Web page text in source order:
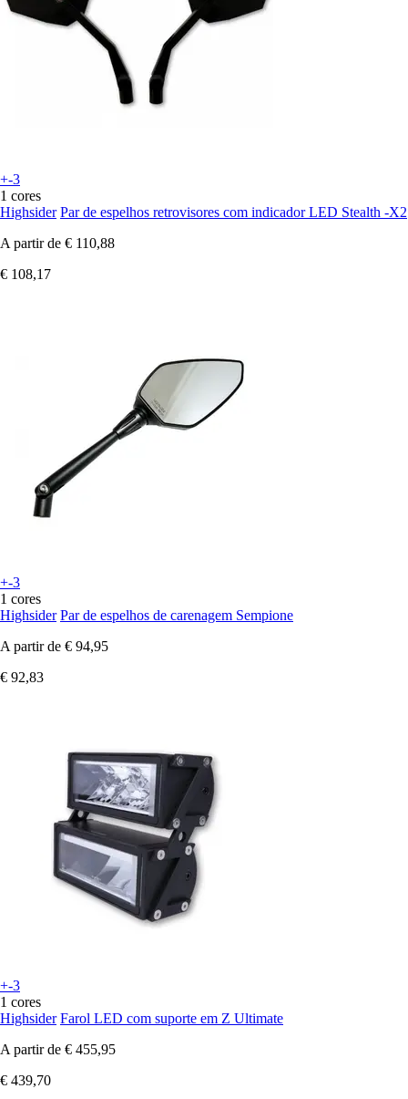
+-3
1 cores
Highsider Par de espelhos retrovisores com indicador LED Stealth -X2
A partir de € 110,88
€ 108,17
+-3
1 cores
Highsider Par de espelhos de carenagem Sempione
A partir de € 94,95
€ 92,83
+-3
1 cores
Highsider Farol LED com suporte em Z Ultimate
A partir de € 455,95
€ 439,70